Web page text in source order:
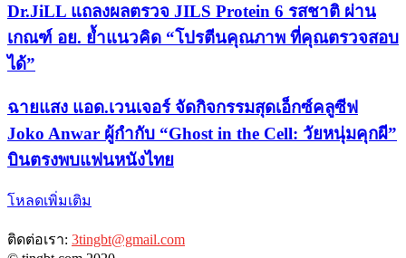
Dr.JiLL แถลงผลตรวจ JILS Protein 6 รสชาติ ผ่าน
เกณฑ์ อย. ย้ำแนวคิด “โปรตีนคุณภาพ ที่คุณตรวจสอบ
ได้”
ฉายแสง แอด.เวนเจอร์ จัดกิจกรรมสุดเอ็กซ์คลูซีฟ
Joko Anwar ผู้กำกับ “Ghost in the Cell: วัยหนุ่มคุกผี”
บินตรงพบแฟนหนังไทย
โหลดเพิ่มเติม
ติดต่อเรา: 3tingbt@gmail.com